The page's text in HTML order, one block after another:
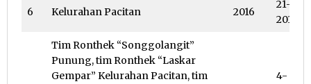
6 Kelurahan Pacitan 2016
21-22
2016
Tim Ronthek “Songgolangit”
Punung, tim Ronthek “Laskar
Gempar” Kelurahan Pacitan, tim
4- 6